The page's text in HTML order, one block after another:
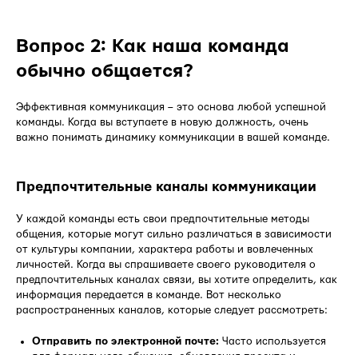
Вопрос 2: Как наша команда
обычно общается?
Эффективная коммуникация – это основа любой успешной
команды. Когда вы вступаете в новую должность, очень
важно понимать динамику коммуникации в вашей команде.
Предпочтительные каналы коммуникации
У каждой команды есть свои предпочтительные методы
общения, которые могут сильно различаться в зависимости
от культуры компании, характера работы и вовлеченных
личностей. Когда вы спрашиваете своего руководителя о
предпочтительных каналах связи, вы хотите определить, как
информация передается в команде. Вот несколько
распространенных каналов, которые следует рассмотреть:
Отправить по электронной почте: Часто используется